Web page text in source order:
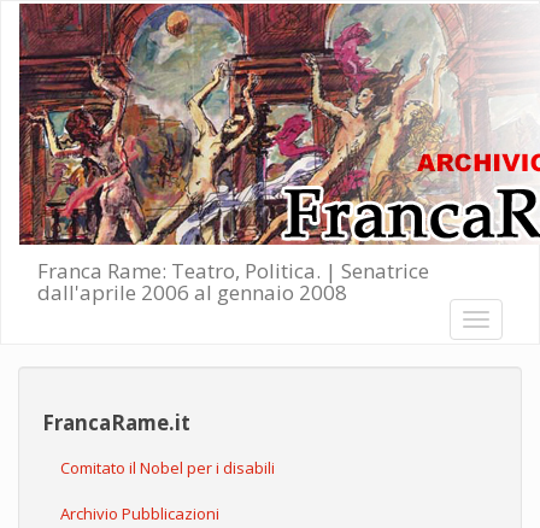
Salta al contenuto principale
Franca Rame: Teatro, Politica. | Senatrice
dall'aprile 2006 al gennaio 2008
Toggle
FrancaRame.it
Comitato il Nobel per i disabili
Archivio Pubblicazioni